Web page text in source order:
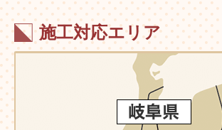
施工対応エリア